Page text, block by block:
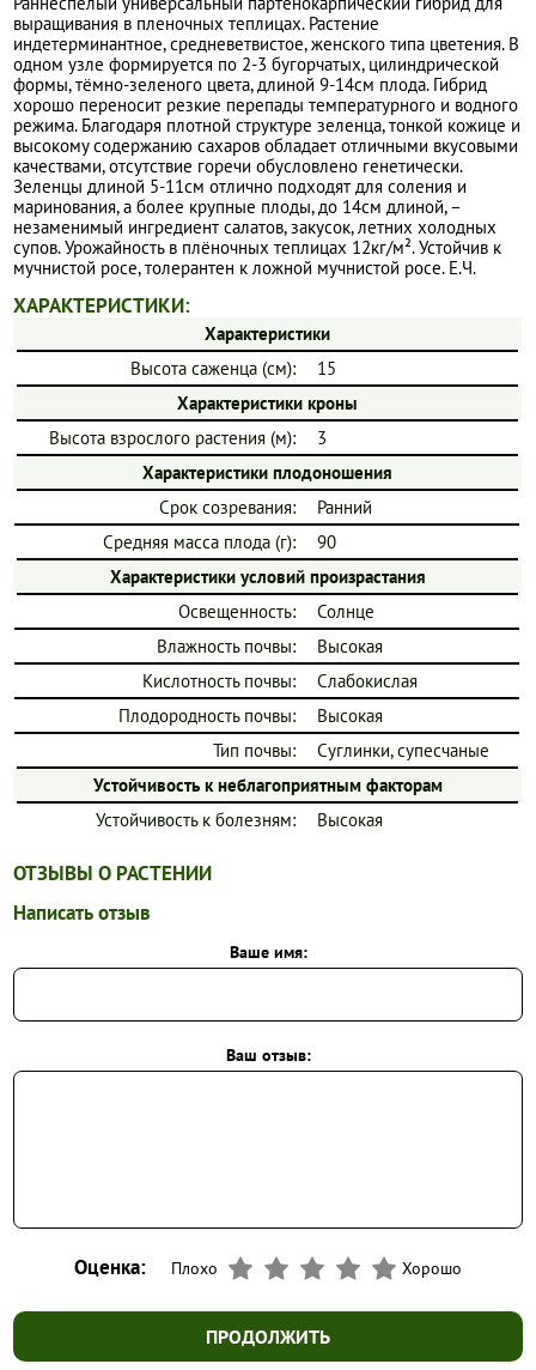
выращивания в пленочных теплицах. Растение
индетерминантное, средневетвистое, женского типа цветения. В
одном узле формируется по 2-3 бугорчатых, цилиндрической
формы, тёмно-зеленого цвета, длиной 9-14см плода. Гибрид
хорошо переносит резкие перепады температурного и водного
режима. Благодаря плотной структуре зеленца, тонкой кожице и
высокому содержанию сахаров обладает отличными вкусовыми
качествами, отсутствие горечи обусловлено генетически.
Зеленцы длиной 5-11см отлично подходят для соления и
маринования, а более крупные плоды, до 14см длиной, –
незаменимый ингредиент салатов, закусок, летних холодных
супов. Урожайность в плёночных теплицах 12кг/м². Устойчив к
мучнистой росе, толерантен к ложной мучнистой росе. Е.Ч.
ХАРАКТЕРИСТИКИ:
Характеристики
Высота саженца (см):
15
Характеристики кроны
Высота взрослого растения (м):
3
Характеристики плодоношения
Срок созревания:
Ранний
Средняя масса плода (г):
90
Характеристики условий произрастания
Освещенность:
Солнце
Влажность почвы:
Высокая
Кислотность почвы:
Слабокислая
Плодородность почвы:
Высокая
Тип почвы:
Суглинки, супесчаные
Устойчивость к неблагоприятным факторам
Устойчивость к болезням:
Высокая
ОТЗЫВЫ О РАСТЕНИИ
Написать отзыв
Ваше имя:
Ваш отзыв:
Оценка: Плохо Хорошо
ПРОДОЛЖИТЬ